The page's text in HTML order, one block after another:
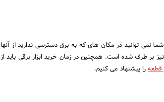
نمی توانید در مکان های که به برق دسترسی ندارید از آنها
بر طرف شده است. همچنین در زمان خرید ابزار برقی باید از
قطعهرا پیشنهاد می کنیم.